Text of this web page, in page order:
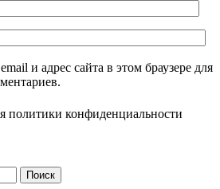
и адрес сайта в этом браузере для
политики конфиденциальности
Поиск